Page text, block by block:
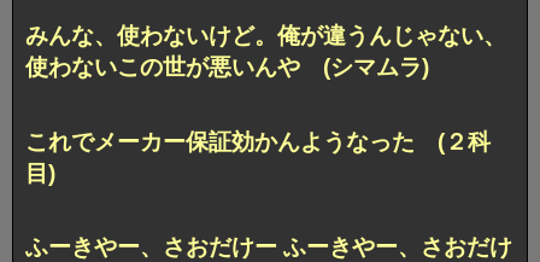
みんな、使わないけど。 俺が違うんじゃない、
使わないこの世が悪いんや (シマムラ)
これでメーカー保証効かんようなった (２科
目)
ふーきやー、さおだけー ふーきやー、さおだけ